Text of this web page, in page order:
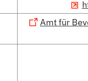
Amt für